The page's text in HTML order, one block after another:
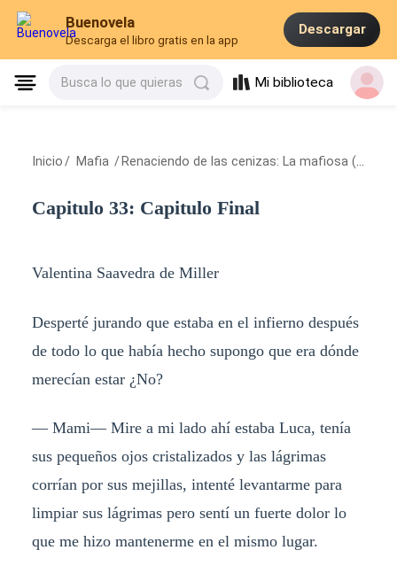
Buenovela
Descarga el libro gratis en la app
Descargar
Busca lo que quieras Mi biblioteca
Inicio / Mafia / Renaciendo de las cenizas: La mafiosa (libro 2)
Capitulo 33: Capitulo Final
Valentina Saavedra de Miller
Desperté jurando que estaba en el infierno después
de todo lo que había hecho supongo que era dónde
merecían estar ¿No?
— Mami— Mire a mi lado ahí estaba Luca, tenía
sus pequeños ojos cristalizados y las lágrimas
corrían por sus mejillas, intenté levantarme para
limpiar sus lágrimas pero sentí un fuerte dolor lo
que me hizo mantenerme en el mismo lugar.